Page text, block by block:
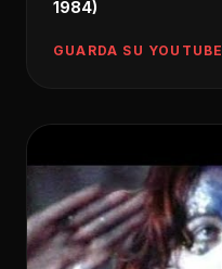
1984)
GUARDA SU YOUTUBE